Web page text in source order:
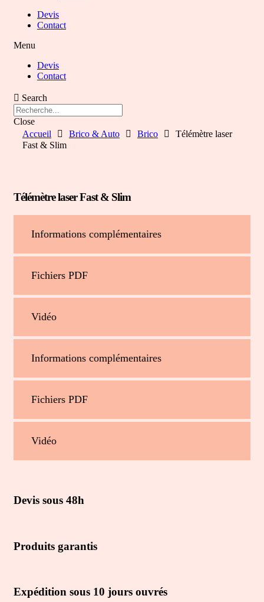
Devis
Contact
Menu
Devis
Contact
Search
Close
Accueil
Brico & Auto Brico
Télémètre laser
Fast & Slim
Télémètre laser Fast & Slim
Informations complémentaires
Fichiers PDF
Vidéo
Informations complémentaires
Fichiers PDF
Vidéo
Devis sous 48h
Produits garantis
Expédition sous 10 jours ouvrés